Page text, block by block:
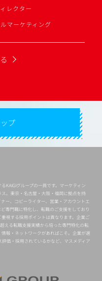
レクター
マーケティング
プ
KAIGIグループの一員です。マーケティン
。東京・名古屋・大阪・福岡に拠点を持
ー、コピーライター、営業・アカウントエ
専門職に特化し、転職のご支援をしており
視する採用ポイントは異なります。企業ご
える転職支援実績から培った専門特化の転
報・ネットワークがあればこそ。企業が選
価・採用されているかなど、マスメディア